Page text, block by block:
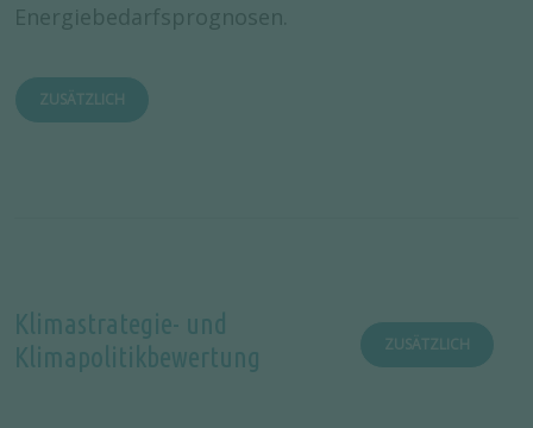
Energiebedarfsprognosen.
ZUSÄTZLICH
Klimastrategie- und
Klimapolitikbewertung
ZUSÄTZLICH